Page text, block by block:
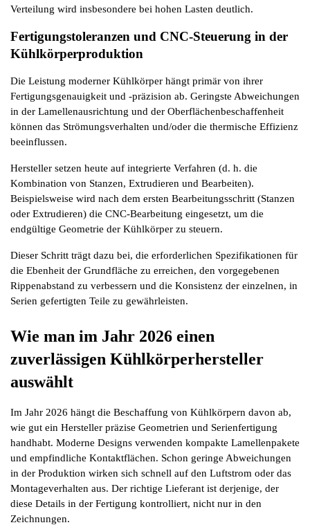
Verteilung wird insbesondere bei hohen Lasten deutlich.
Fertigungstoleranzen und CNC-Steuerung in der
Kühlkörperproduktion
Die Leistung moderner Kühlkörper hängt primär von ihrer
Fertigungsgenauigkeit und -präzision ab. Geringste Abweichungen
in der Lamellenausrichtung und der Oberflächenbeschaffenheit
können das Strömungsverhalten und/oder die thermische Effizienz
beeinflussen.
Hersteller setzen heute auf integrierte Verfahren (d. h. die
Kombination von Stanzen, Extrudieren und Bearbeiten).
Beispielsweise wird nach dem ersten Bearbeitungsschritt (Stanzen
oder Extrudieren) die CNC-Bearbeitung eingesetzt, um die
endgültige Geometrie der Kühlkörper zu steuern.
Dieser Schritt trägt dazu bei, die erforderlichen Spezifikationen für
die Ebenheit der Grundfläche zu erreichen, den vorgegebenen
Rippenabstand zu verbessern und die Konsistenz der einzelnen, in
Serien gefertigten Teile zu gewährleisten.
Wie man im Jahr 2026 einen
zuverlässigen Kühlkörperhersteller
auswählt
Im Jahr 2026 hängt die Beschaffung von Kühlkörpern davon ab,
wie gut ein Hersteller präzise Geometrien und Serienfertigung
handhabt. Moderne Designs verwenden kompakte Lamellenpakete
und empfindliche Kontaktflächen. Schon geringe Abweichungen
in der Produktion wirken sich schnell auf den Luftstrom oder das
Montageverhalten aus. Der richtige Lieferant ist derjenige, der
diese Details in der Fertigung kontrolliert, nicht nur in den
Zeichnungen.